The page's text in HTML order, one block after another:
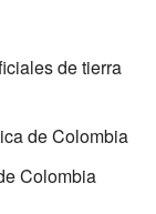
de tierra
de Colombia
Colombia